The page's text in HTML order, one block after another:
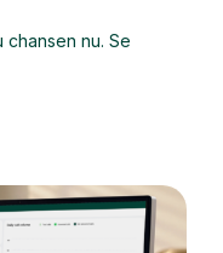
chansen nu. Se